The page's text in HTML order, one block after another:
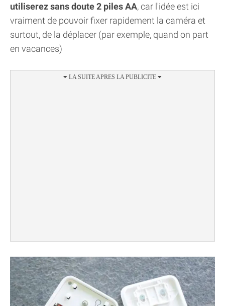
utiliserez sans doute 2 piles AA, car l'idée est ici
vraiment de pouvoir fixer rapidement la caméra et
surtout, de la déplacer (par exemple, quand on part
en vacances)